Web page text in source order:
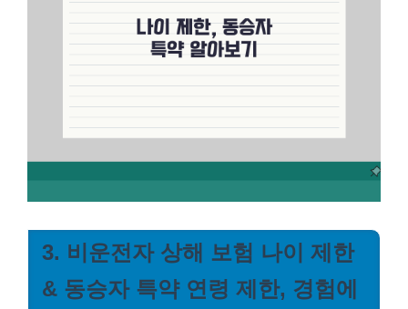
3. 비운전자 상해 보험 나이 제한
& 동승자 특약 연령 제한, 경험에